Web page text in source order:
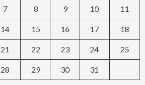
7 8 9 10 11
14 15 16 17 18
21 22 23 24 25
28 29 30 31